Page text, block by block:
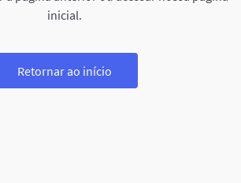
inicial.
Retornar ao início